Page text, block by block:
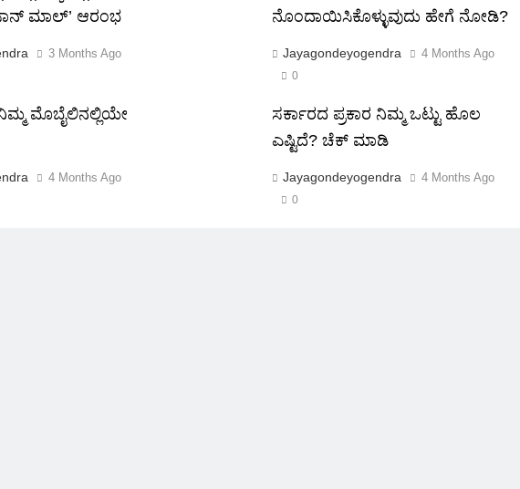
ಮಾಲ್‌’ ಆರಂಭ
3 Months Ago
ನೊಂದಾಯಿಸಿಕೊಳ್ಳುವುದು ಹೇಗೆ ನೋಡಿ?
Jayagondeyogendra 4 Months Ago
0
ಮೊಬೈಲಿನಲ್ಲಿಯೇ
4 Months Ago
ಸರ್ಕಾರದ ಪ್ರಕಾರ ನಿಮ್ಮ ಒಟ್ಟು ಹೊಲ
ಎಷ್ಟಿದೆ? ಚೆಕ್ ಮಾಡಿ
Jayagondeyogendra 4 Months Ago
0